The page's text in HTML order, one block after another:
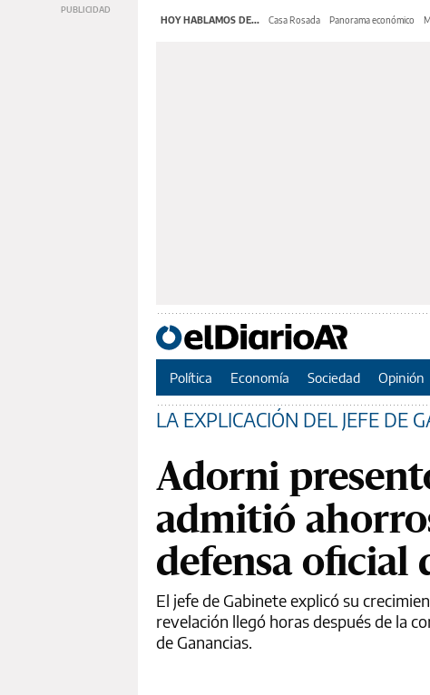
HOY HABLAMOS DE... Casa Rosada Panorama económico
Política Economía Sociedad Opinión
LA EXPLICACIÓN DEL JEFE DE
Adorni
admitió
defensa oficial
El jefe de Gabinete explicó su
revelación llegó horas después de la
de Ganancias.